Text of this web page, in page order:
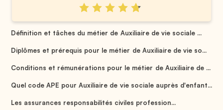
Définition et tâches du métier de Auxiliaire de vie sociale ...
Diplômes et prérequis pour le métier de Auxiliaire de vie so...
Conditions et rémunérations pour le métier de Auxiliaire de ...
Quel code APE pour Auxiliaire de vie sociale auprès d'enfant...
Les assurances responsabilités civiles profession...